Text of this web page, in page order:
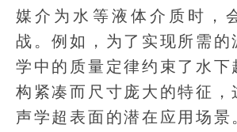
媒介为水等液体介质时，
战。例如，为了实现所需的
学中的质量定律约束了水下
构紧凑而尺寸庞大的特征，
声学超表面的潜在应用场景